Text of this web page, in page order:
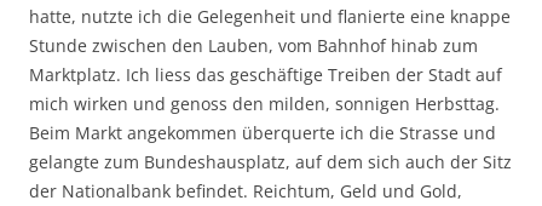
hatte, nutzte ich die Gelegenheit und flanierte eine knappe
Stunde zwischen den Lauben, vom Bahnhof hinab zum
Marktplatz. Ich liess das geschäftige Treiben der Stadt auf
mich wirken und genoss den milden, sonnigen Herbsttag.
Beim Markt angekommen überquerte ich die Strasse und
gelangte zum Bundeshausplatz, auf dem sich auch der Sitz
der Nationalbank befindet. Reichtum, Geld und Gold,